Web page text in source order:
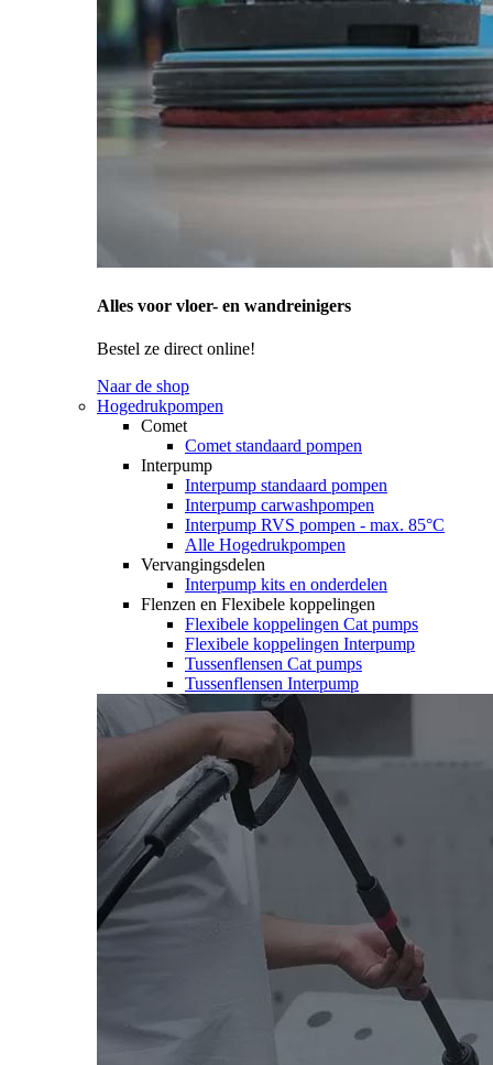
Alles voor vloer- en wandreinigers
Bestel ze direct online!
Naar de shop
Hogedrukpompen
Comet
Comet standaard pompen
Interpump
Interpump standaard pompen
Interpump carwashpompen
Interpump RVS pompen - max. 85°C
Alle Hogedrukpompen
Vervangingsdelen
Interpump kits en onderdelen
Flenzen en Flexibele koppelingen
Flexibele koppelingen Cat pumps
Flexibele koppelingen Interpump
Tussenflensen Cat pumps
Tussenflensen Interpump